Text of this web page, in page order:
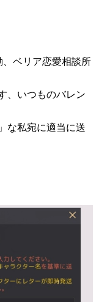
、ベリア恋愛相談所
、いつものバレン
な私宛に適当に送